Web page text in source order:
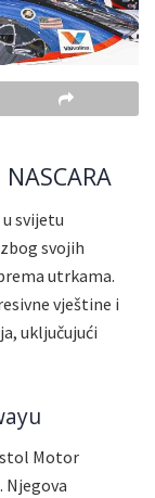
svijetu
svojih
utrkama.
vještine i
uključujući
Motor
Njegova